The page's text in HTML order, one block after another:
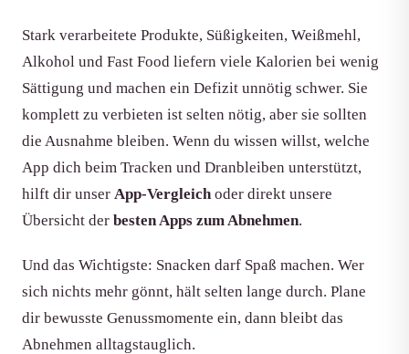
Stark verarbeitete Produkte, Süßigkeiten, Weißmehl,
Alkohol und Fast Food liefern viele Kalorien bei wenig
Sättigung und machen ein Defizit unnötig schwer. Sie
komplett zu verbieten ist selten nötig, aber sie sollten
die Ausnahme bleiben. Wenn du wissen willst, welche
App dich beim Tracken und Dranbleiben unterstützt,
hilft dir unser App-Vergleichoder direkt unsere
Übersicht der besten Apps zum Abnehmen.
Und das Wichtigste: Snacken darf Spaß machen. Wer
sich nichts mehr gönnt, hält selten lange durch. Plane
dir bewusste Genussmomente ein, dann bleibt das
Abnehmen alltagstauglich.